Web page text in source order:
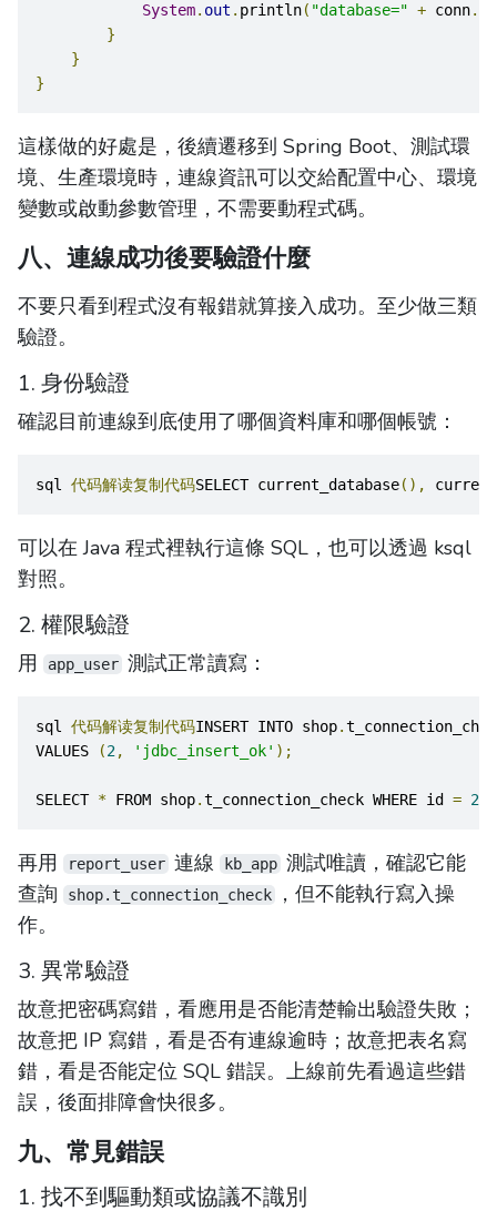
System. out . println( "database=" + conn.
}
}
}
這樣做的好處是，後續遷移到 Spring Boot、測試環
境、生產環境時，連線資訊可以交給配置中心、環境
變數或啟動參數管理，不需要動程式碼。
八、連線成功後要驗證什麼
不要只看到程式沒有報錯就算接入成功。至少做三類
驗證。
1. 身份驗證
確認目前連線到底使用了哪個資料庫和哪個帳號：
sql 代码解读复制代码SELECT current_database(),
可以在 Java 程式裡執行這條 SQL，也可以透過 ksql
對照。
2. 權限驗證
用 app_user 測試正常讀寫：
sql 代码解读复制代码INSERT INTO shop.
VALUES
(2, 'jdbc_insert_ok' );
SELECT * FROM shop.t_connection_check WHERE id = 2
再用 report_user 連線 kb_app 測試唯讀，確認它能
查詢
shop.t_connection_check
，但不能執行寫入操
作。
3. 異常驗證
故意把密碼寫錯，看應用是否能清楚輸出驗證失敗；
故意把 IP 寫錯，看是否有連線逾時；故意把表名寫
錯，看是否能定位 SQL 錯誤。上線前先看過這些錯
誤，後面排障會快很多。
九、常見錯誤
1. 找不到驅動類或協議不識別